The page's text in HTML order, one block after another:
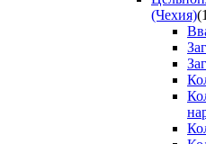
(Чехия)